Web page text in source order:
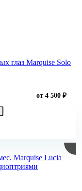
глаз Marquise Solo
от 4 500 ₽